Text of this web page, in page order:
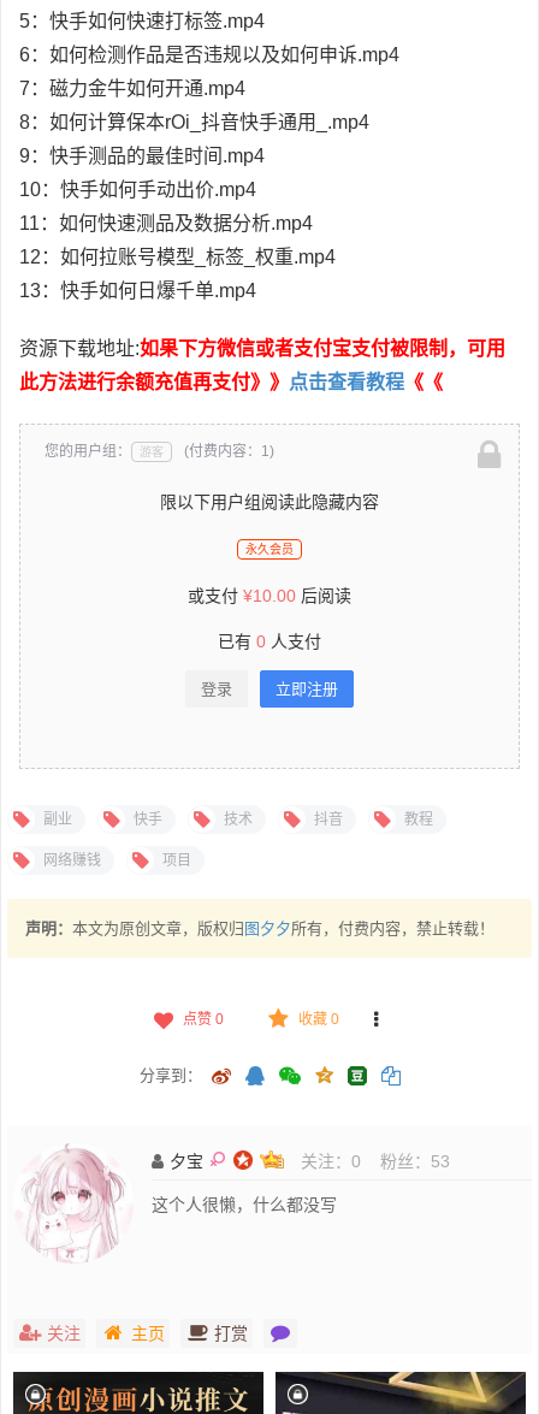
5：快手如何快速打标签.mp4
6：如何检测作品是否违规以及如何申诉.mp4
7：磁力金牛如何开通.mp4
8：如何计算保本rOi_抖音快手通用_.mp4
9：快手测品的最佳时间.mp4
10：快手如何手动出价.mp4
11：如何快速测品及数据分析.mp4
12：如何拉账号模型_标签_权重.mp4
13：快手如何日爆千单.mp4
资源下载地址:如果下方微信或者支付宝支付被限制，可用
此方法进行余额充值再支付》》 点击查看教程 《《
您的用户组： 游客 (付费内容：1)
限以下用户组阅读此隐藏内容
永久会员
或支付 ¥10.00 后阅读
已有 0 人支付
登录 立即注册
副业 快手 技术 抖音 教程
网络赚钱 项目
声明： 本文为原创文章，版权归图夕夕所有，付费内容，禁止转载！
点赞 0 收藏 0
分享到：
夕宝 关注： 0 粉丝： 53
这个人很懒，什么都没写
关注 主页 打赏